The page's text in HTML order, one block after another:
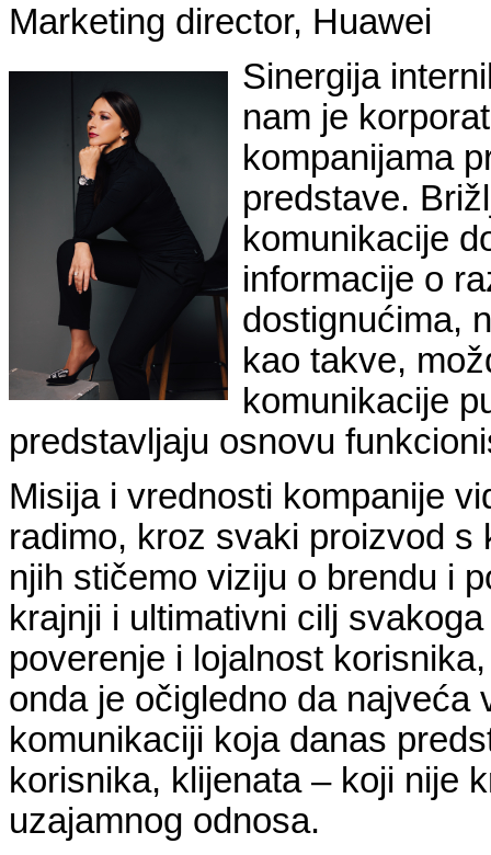
Marketing director, Huawei
Sinergija
nam je
kompanijama
predstave.
komunikacije
informacije o
dostignućima,
kao takve,
komunikacije
predstavljaju osnovu
Misija i vrednosti kompanije
radimo, kroz svaki proizvod
njih stičemo viziju o brendu i
krajnji i ultimativni cilj
poverenje i lojalnost
onda je očigledno da najveća
komunikaciji koja danas
korisnika, klijenata – koji nije
uzajamnog odnosa.